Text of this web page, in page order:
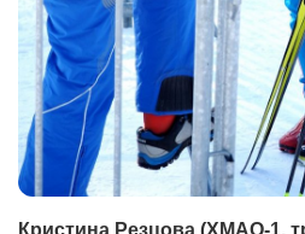
Кристина Резцова (ХМАО-1,